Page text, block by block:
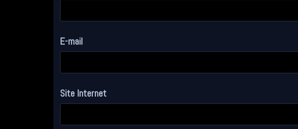
E-mail
Site Internet